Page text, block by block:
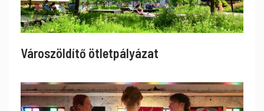
Városzöldítő ötletpályázat